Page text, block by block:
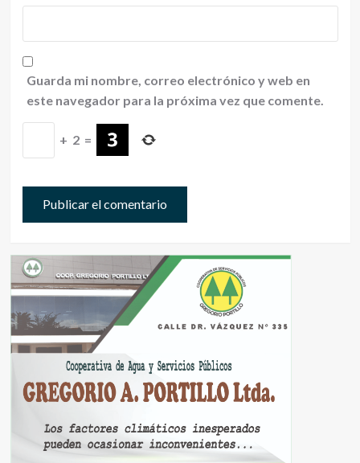
Guarda mi nombre, correo electrónico y web en
este navegador para la próxima vez que comente.
+ 2 =